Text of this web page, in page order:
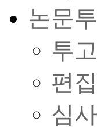
논문
투
편
심